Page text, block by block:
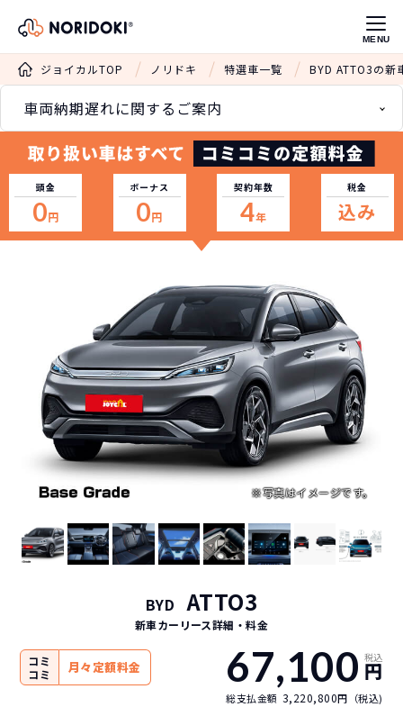
MENU
ジョイカルTOP ノリドキ 特選車一覧 BYD ATTO3の新
車両納期遅れに関するご案内
頭金
0円
ボーナス
0円
契約年数
4年
税金
込み
BYD ATTO3
新車カーリース詳細 ・料金
コミ
コミ
月々定額料金 67,100 税込
円
総支払金額 3,220,800円（税込)